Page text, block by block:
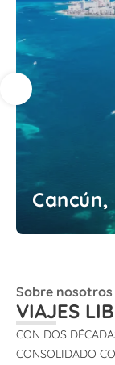
Sobre nosotros
VIAJES
CON DOS
CONSOLIDADO